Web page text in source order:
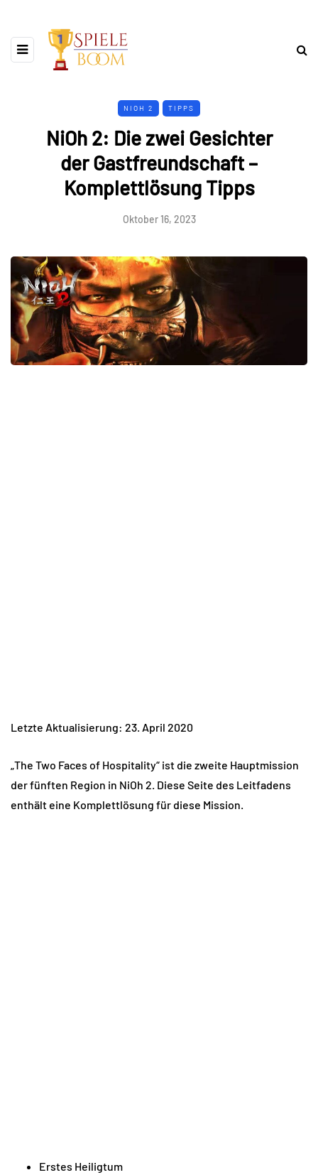
NIOH 2 TIPPS
NiOh 2: Die zwei Gesichter
der Gastfreundschaft –
Komplettlösung Tipps
Oktober 16, 2023
Letzte Aktualisierung: 23. April 2020
„The Two Faces of Hospitality“ ist die zweite Hauptmission
der fünften Region in NiOh 2. Diese Seite des Leitfadens
enthält eine Komplettlösung für diese Mission.
Erstes Heiligtum